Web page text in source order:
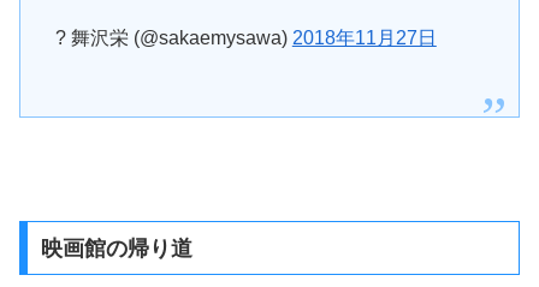
? 舞沢栄 (@sakaemysawa) 2018年11月27日
映画館の帰り道